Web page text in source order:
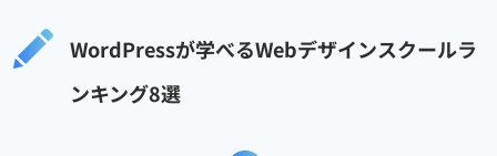
faclog.jp/factoring-bulk-
estimate-assessment
WordPressが学べるWebデザインスクールラ
ンキング8選